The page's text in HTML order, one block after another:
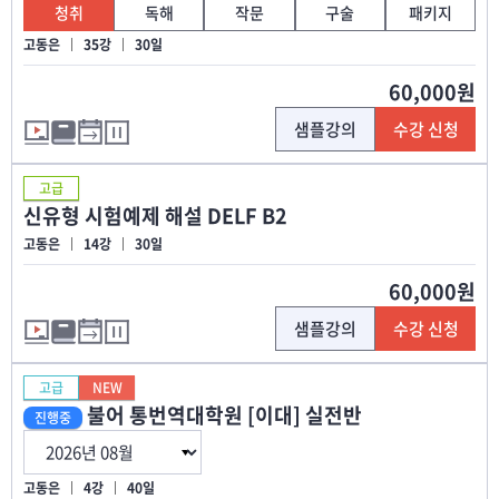
청취 독해 작문 구술 패키지
고동은 35강 30일
60,000원
샘플강의 수강 신청
고급
신유형 시험예제 해설 DELF B2
고동은 14강 30일
60,000원
샘플강의 수강 신청
고급
NEW
진행중
불어 통번역대학원 [이대] 실전반
고동은 4강 40일